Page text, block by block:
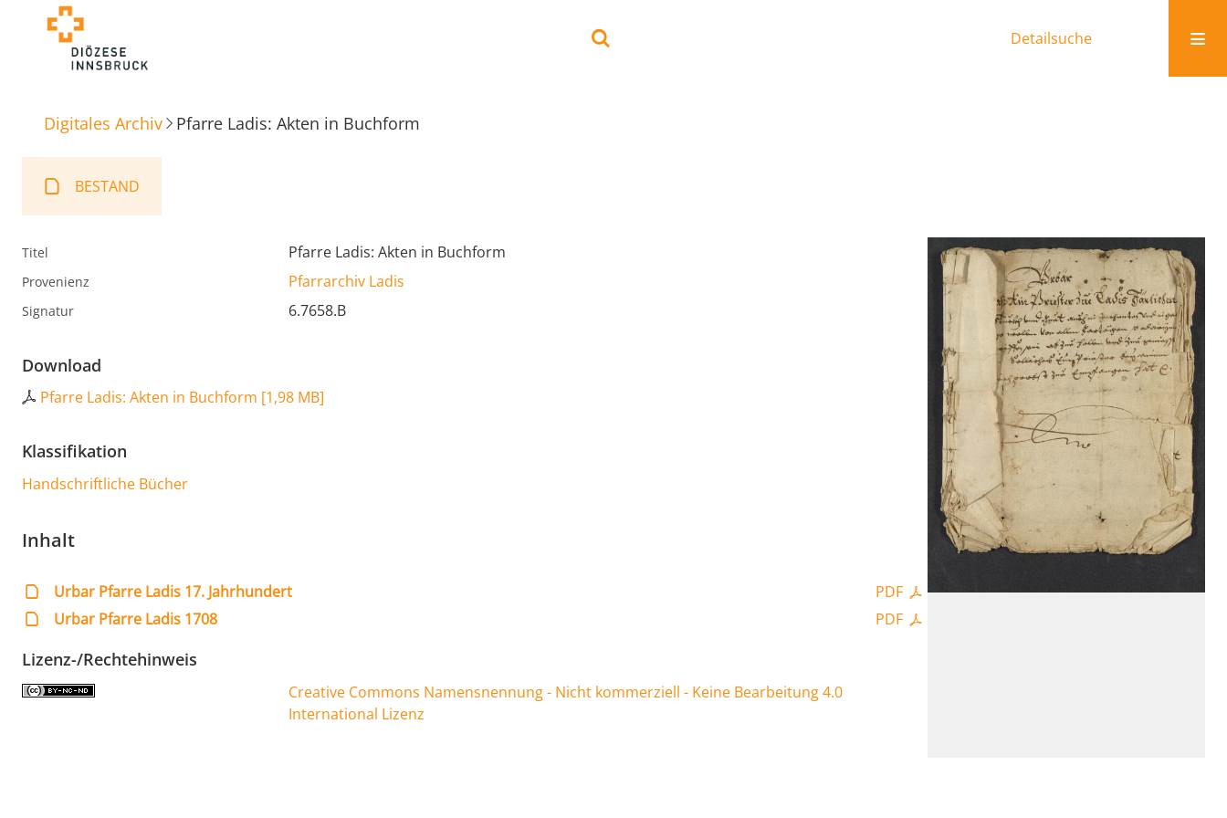
Detailsuche
Digitales Archiv Pfarre Ladis: Akten in Buchform
BESTAND
Titel Pfarre Ladis: Akten in Buchform
Provenienz Pfarrarchiv Ladis
Signatur 6.7658.B
Download
Pfarre Ladis: Akten in Buchform [1,98 MB]
Klassifikation
Handschriftliche Bücher
Inhalt
PDF
Urbar Pfarre Ladis 17. Jahrhundert
PDF
Urbar Pfarre Ladis 1708
Lizenz-/Rechtehinweis
Creative Commons Namensnennung - Nicht kommerziell - Keine Bearbeitung 4.0
International Lizenz